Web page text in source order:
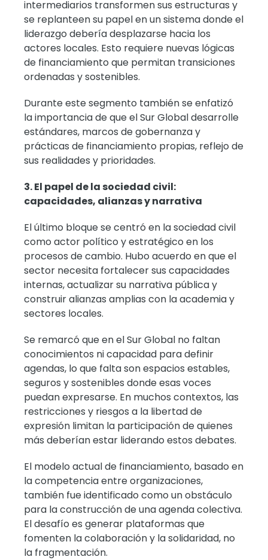
intermediarios transformen sus estructuras y
se replanteen su papel en un sistema donde el
liderazgo debería desplazarse hacia los
actores locales. Esto requiere nuevas lógicas
de financiamiento que permitan transiciones
ordenadas y sostenibles.
Durante este segmento también se enfatizó
la importancia de que el Sur Global desarrolle
estándares, marcos de gobernanza y
prácticas de financiamiento propias, reflejo de
sus realidades y prioridades.
3. El papel de la sociedad civil:
capacidades, alianzas y narrativa
El último bloque se centró en la sociedad civil
como actor político y estratégico en los
procesos de cambio. Hubo acuerdo en que el
sector necesita fortalecer sus capacidades
internas, actualizar su narrativa pública y
construir alianzas amplias con la academia y
sectores locales.
Se remarcó que en el Sur Global no faltan
conocimientos ni capacidad para definir
agendas, lo que falta son espacios estables,
seguros y sostenibles donde esas voces
puedan expresarse. En muchos contextos, las
restricciones y riesgos a la libertad de
expresión limitan la participación de quienes
más deberían estar liderando estos debates.
El modelo actual de financiamiento, basado en
la competencia entre organizaciones,
también fue identificado como un obstáculo
para la construcción de una agenda colectiva.
El desafío es generar plataformas que
fomenten la colaboración y la solidaridad, no
la fragmentación.